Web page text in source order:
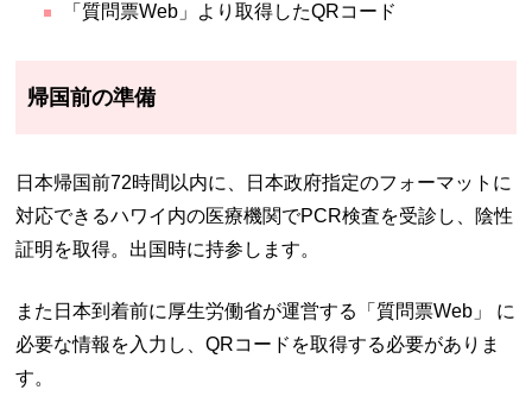
「質問票Web」より取得したQRコード
帰国前の準備
日本帰国前72時間以内に、日本政府指定のフォーマットに
対応できるハワイ内の医療機関でPCR検査を受診し、陰性
証明を取得。出国時に持参します。
また日本到着前に厚生労働省が運営する「質問票Web」 に
必要な情報を入力し、QRコードを取得する必要がありま
す。